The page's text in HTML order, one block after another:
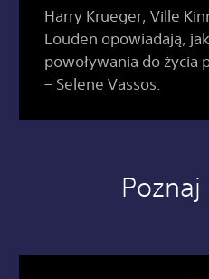
Harry Krueger, Ville
Louden opowiadają,
powoływania do życia
– Selene Vassos.
Poznaj